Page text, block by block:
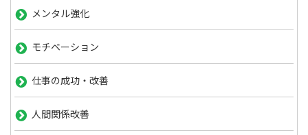
メンタル強化
モチベーション
仕事の成功・改善
人間関係改善